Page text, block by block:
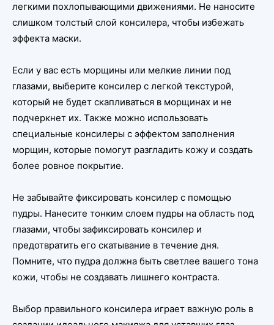
легкими похлопывающими движениями. Не наносите
слишком толстый слой консилера, чтобы избежать
эффекта маски.
Если у вас есть морщины или мелкие линии под
глазами, выберите консилер с легкой текстурой,
который не будет скапливаться в морщинах и не
подчеркнет их. Также можно использовать
специальные консилеры с эффектом заполнения
морщин, которые помогут разгладить кожу и создать
более ровное покрытие.
Не забывайте фиксировать консилер с помощью
пудры. Нанесите тонким слоем пудры на область под
глазами, чтобы зафиксировать консилер и
предотвратить его скатывание в течение дня.
Помните, что пудра должна быть светлее вашего тона
кожи, чтобы не создавать лишнего контраста.
Выбор правильного консилера играет важную роль в